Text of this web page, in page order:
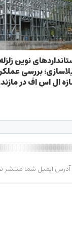
نوین
بررسی
ال اس اف در
آدرس ایمیل شما منتشر